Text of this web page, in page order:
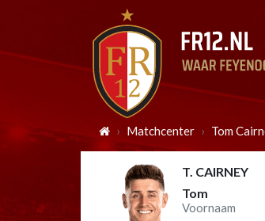
Matchcenter Tom
T. CAIRNEY
Tom
Voornaam